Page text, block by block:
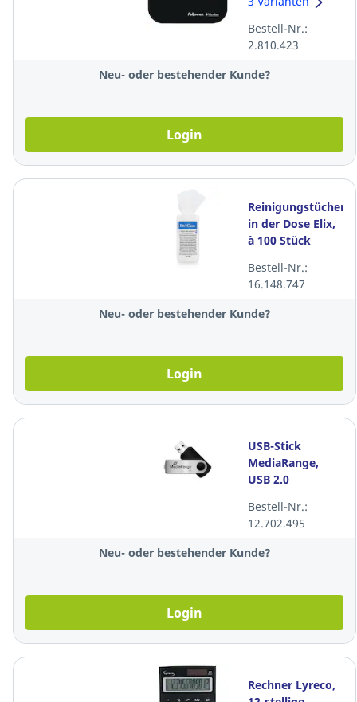
schwarz
Bestell-Nr.:
2.810.423
Neu- oder bestehender Kunde?
Login
Reinigungstücher
in der Dose Elix,
à 100 Stück
Bestell-Nr.:
16.148.747
Neu- oder bestehender Kunde?
Login
USB-Stick
MediaRange,
USB 2.0
8GB
Speicherkapazität,
schwarz
Bestell-Nr.:
12.702.495
Neu- oder bestehender Kunde?
Login
Rechner Lyreco,